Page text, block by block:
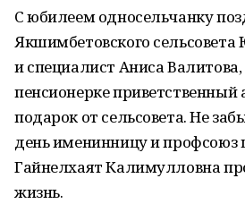
С юбилеем односельчанку
Якшимбетовского
и специалист Аниса
пенсионерке приветственный
подарок от сельсовета. Не
день именинницу и профсоюз
Гайнелхаят Калимулловна
жизнь.